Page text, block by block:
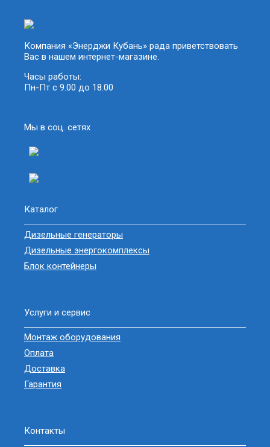
Компания «Энерджи Кубань» рада приветствовать
Вас в нашем интернет-магазине.
Часы работы:
Пн-Пт с 9.00 до 18.00
Мы в соц. сетях
Каталог
Дизельные генераторы
Дизельные энергокомплексы
Блок контейнеры
Услуги и сервис
Монтаж оборудования
Оплата
Доставка
Гарантия
Контакты